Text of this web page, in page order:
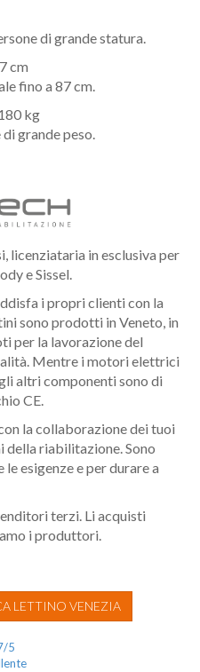
di grande statura.
cm
fino a 87 cm.
kg
grande peso.
licenziataria in esclusiva per
e Sissel.
i propri clienti con la
sono prodotti in Veneto, in
per la lavorazione del
Mentre i motori elettrici
altri componenti sono di
CE.
la collaborazione dei tuoi
riabilitazione. Sono
esigenze e per durare a
terzi. Li acquisti
i produttori.
LETTINO VENEZIA
/5